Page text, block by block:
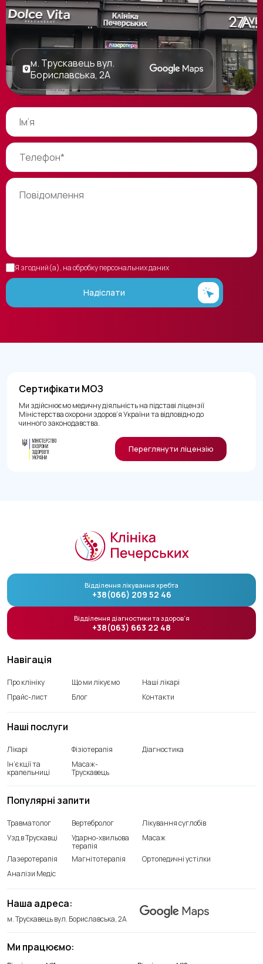
Я згодний(а), на обробку персональних даних
Надіслати
м. Трускавець вул.
Бориславська, 2А
Сертифікати МОЗ
Ми здійснюємо медичну діяльність на підставі ліцензії
Міністерства охорони здоров’я України та відповідно до
чинного законодавства.
Переглянути ліцензію
Навігація
Про клініку Що ми лікуємо
Наші лікарі
Прайс-лист
Блог Контакти
Наші послуги
Лікарі Фізіотерапія
Діагностика
Ін’єкції та
крапельниці
Масаж-
Трускавець
Ми працюємо:
Наша адреса:
м. Трускавець вул. Бориславська, 2А
Популярні запити
Травматолог Вертебролог
Лікування суглобів
Узд в Трускавці
Ударно-хвильова
терапія
Масаж
Лазеротерапія Магнітотерапія
Ортопедичні устілки
Аналізи Медіс
Відділення лікування хребта
+38(066) 209 52 46
Відділення діагностики та здоров’я
+38(063) 663 22 48